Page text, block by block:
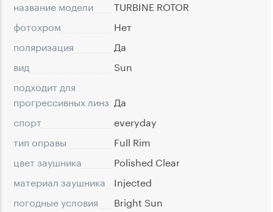
название модели
TURBINE ROTOR
фотохром
Нет
поляризация
Да
вид
Sun
подходит для
прогрессивных линз Да
спорт
everyday
тип оправы
Full Rim
цвет заушника
Polished Clear
материал заушника
Injected
погодные условия
Bright Sun